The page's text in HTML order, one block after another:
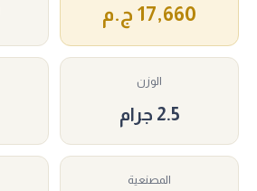
17,660 ج.م
الوزن
2.5 جرام
المصنعية